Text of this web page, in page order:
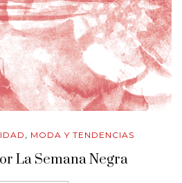
, MODA Y TENDENCIAS
La Semana Negra